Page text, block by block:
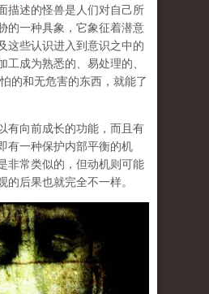
描述的怪兽是人们对自己所
的一种具象，它象征着潜意
这些认识进入到意识之中的
工成为熟悉的、易处理的、
的和无危害的东西，就能了
有向前成长的功能，而且有
有一种保护内部平衡的机
非常类似的，但动机则可能
的后果也就完全不一样。